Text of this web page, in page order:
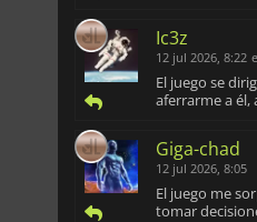
Ic3z
12 jul 2026, 8:22
El juego se
aferrarme a él,
Giga-chad
12 jul 2026, 8:05
El juego me
tomar